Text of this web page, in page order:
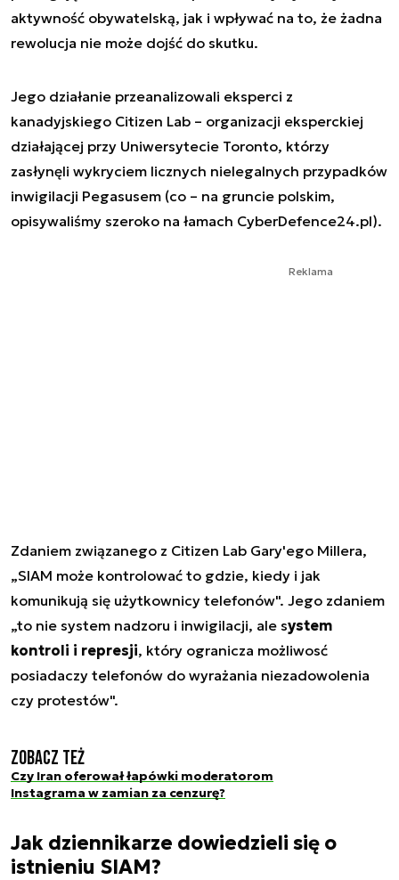
aktywność obywatelską, jak i wpływać na to, że żadna
rewolucja nie może dojść do skutku.
Jego działanie przeanalizowali eksperci z
kanadyjskiego Citizen Lab – organizacji eksperckiej
działającej przy Uniwersytecie Toronto, którzy
zasłynęli wykryciem licznych nielegalnych przypadków
inwigilacji Pegasusem (co – na gruncie polskim,
opisywaliśmy szeroko na łamach CyberDefence24.pl).
Reklama
Zdaniem związanego z Citizen Lab Gary'ego Millera,
„SIAM może kontrolować to gdzie, kiedy i jak
komunikują się użytkownicy telefonów". Jego zdaniem
„to nie system nadzoru i inwigilacji, ale system
kontroli i represji, który ogranicza możliwosć
posiadaczy telefonów do wyrażania niezadowolenia
czy protestów".
Zobacz też
Czy Iran oferował łapówki moderatorom
Instagrama w zamian za cenzurę?
Jak dziennikarze dowiedzieli się o
istnieniu SIAM?